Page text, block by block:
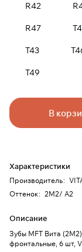
R42
R47
T43
T49
В
Характеристики
Производитель:
Оттенок: 2M2/ A2
Описание
Зубы MFT Вита
фронтальные, 6 шт,